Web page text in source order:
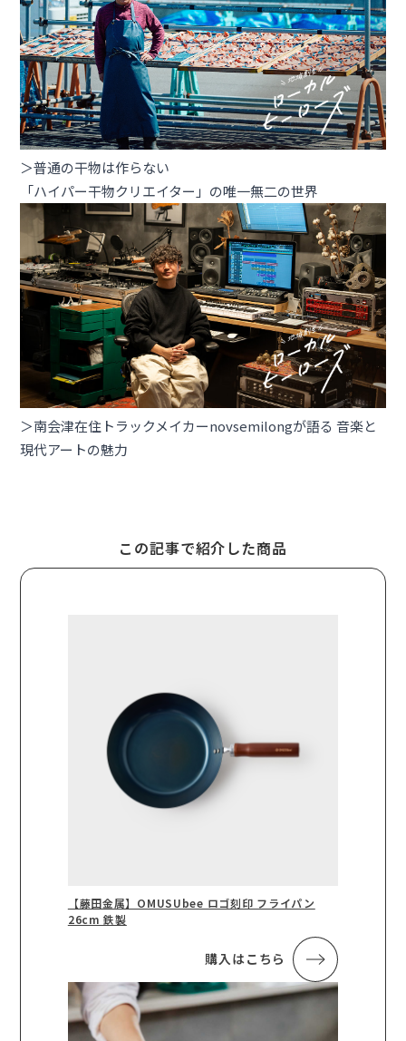
＞普通の干物は作らない
「ハイパー干物クリエイター」の唯一無二の世界
＞南会津在住トラックメイカーnovsemilongが語る 音楽と
現代アートの魅力
この記事で紹介した商品
【藤田金属】OMUSUbee ロゴ刻印 フライパン
26cm 鉄製
購入はこちら